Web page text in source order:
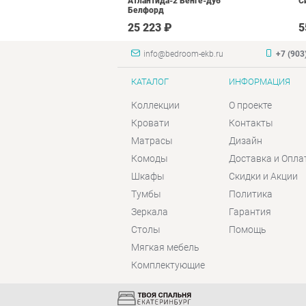
Белфорд
25 223 ₽
info@bedroom-ekb.ru +7
КАТАЛОГ
Коллекции
Кровати
Матрасы
Комоды
Шкафы
Тумбы
Зеркала
Столы
Мягкая мебель
Комплектующие
ИНФОРМАЦИЯ
О проекте
Контакты
Дизайн
Доставка и
Скидки и Акции
Политика
Гарантия
Помощь